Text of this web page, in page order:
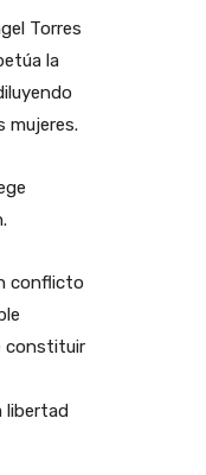
Torres
la
mujeres.
conflicto
constituir
libertad